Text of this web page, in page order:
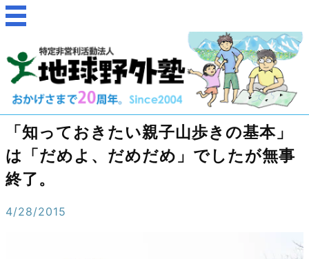
「知っておきたい親子山歩きの基本」
は「だめよ、だめだめ」でしたが無事
終了。
4/28/2015